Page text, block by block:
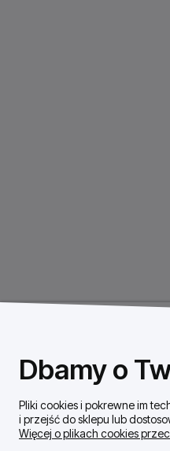
Dbamy o
Pliki cookies i pokrewne im
i przejść do sklepu lub
Więcej o plikach cookies